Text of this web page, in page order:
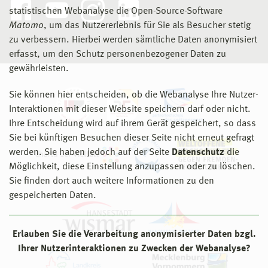
statistischen Webanalyse die Open-Source-Software
Matomo, um das Nutzererlebnis für Sie als Besucher stetig
zu verbessern. Hierbei werden sämtliche Daten anonymisiert
erfasst, um den Schutz personenbezogener Daten zu
gewährleisten.
Sie können hier entscheiden, ob die Webanalyse Ihre Nutzer-
Interaktionen mit dieser Website speichern darf oder nicht.
Ihre Entscheidung wird auf ihrem Gerät gespeichert, so dass
Sie bei künftigen Besuchen dieser Seite nicht erneut gefragt
werden. Sie haben jedoch auf der Seite Datenschutz die
Möglichkeit, diese Einstellung anzupassen oder zu löschen.
Sie finden dort auch weitere Informationen zu den
gespeicherten Daten.
Erlauben Sie die Verarbeitung anonymisierter Daten bzgl.
Ihrer Nutzerinteraktionen zu Zwecken der Webanalyse?